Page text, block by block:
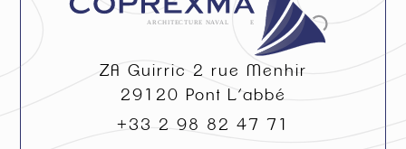
ZA Guirric 2 rue Menhir
29120
Pont L’abbé
+33 2 98 82 47 71